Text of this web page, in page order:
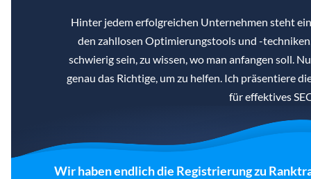
Hinter jedem erfolgreichen Unternehmen steht
den zahllosen Optimierungstools und -
schwierig sein, zu wissen, wo man anfangen soll.
genau das Richtige, um zu helfen. Ich präsentiere
für effektives
Wir haben endlich die Registrierung zu